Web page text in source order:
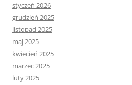
styczeń 2026
grudzień 2025
listopad 2025
maj 2025
kwiecień 2025
marzec 2025
luty 2025